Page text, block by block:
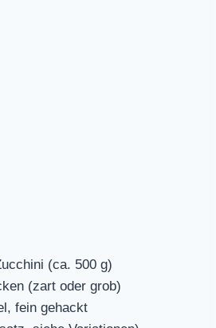
(ca. 500 g)
(zart oder grob)
fein gehackt